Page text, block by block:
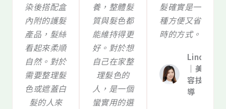
染後搭配盒
內附的護髮
產品，髮絲
看起來柔順
自然。對於
需要整理髮
色或遮蓋白
髮的人來
養，整體髮
質與髮色都
能維持得更
好。對於想
自己在家整
理髮色的
人，是一個
蠻實用的選
髮確實是一
種方便又省
時的方式。
Linda
｜美
容技
導